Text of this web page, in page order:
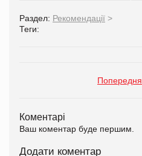
Раздел: Рекомендації >
Теги:
Попередня
Коментарі
Ваш коментар буде першим.
Додати коментар